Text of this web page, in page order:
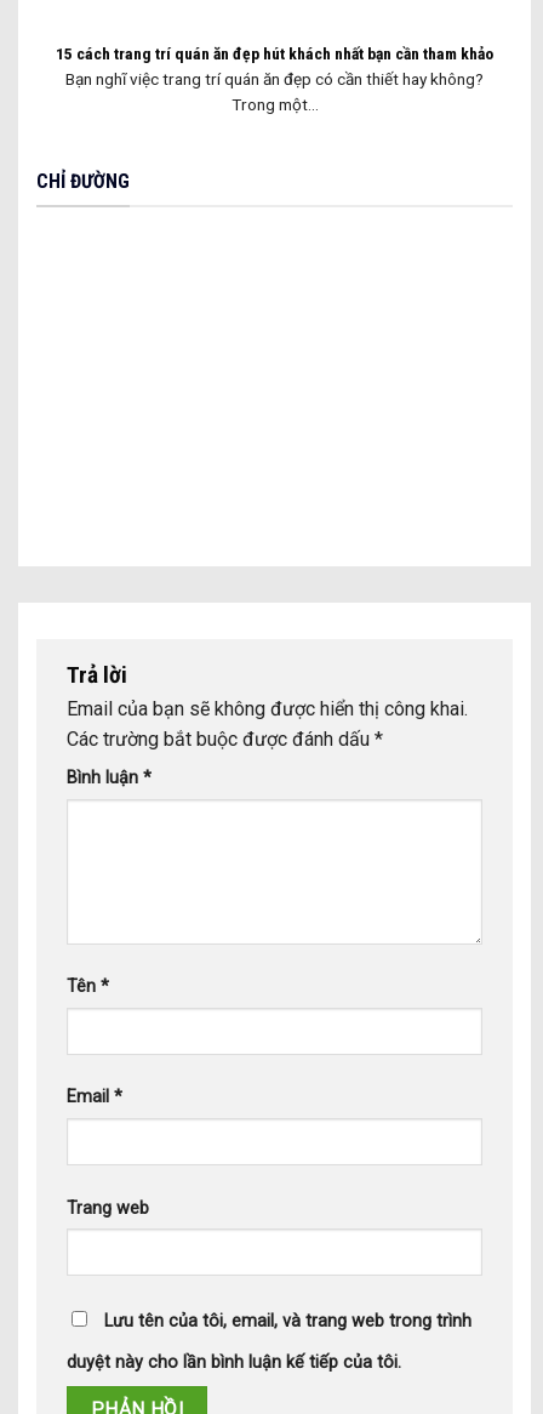
15 cách trang trí quán ăn đẹp hút khách nhất bạn cần tham khảo
Bạn nghĩ việc trang trí quán ăn đẹp có cần thiết hay không?
Trong một...
CHỈ ĐƯỜNG
Trả lời
Email của bạn sẽ không được hiển thị công khai.
Các trường bắt buộc được đánh dấu *
Bình luận *
Tên *
Email *
Trang web
Lưu tên của tôi, email, và trang web trong trình
duyệt này cho lần bình luận kế tiếp của tôi.